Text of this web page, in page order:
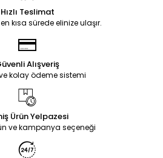
Hızlı Teslimat
kısa sürede elinize ulaşır.
Alışveriş
kolay ödeme sistemi
Ürün Yelpazesi
ve kampanya seçeneği